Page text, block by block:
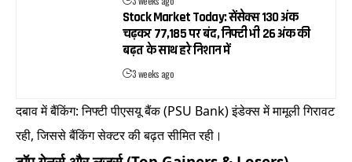
Stock Market Today: सेंसेक्स 130 अंक
चढ़कर 77,185 पर बंद, निफ्टी भी 26 अंक की
बढ़त के साथ हरे निशान में
3 weeks ago
दबाव में बैंकिंग: निफ्टी पीएसयू बैंक (PSU Bank) इंडेक्स में मामूली गिरावट
रही, जिससे बैंकिंग सेक्टर की बढ़त सीमित रही।